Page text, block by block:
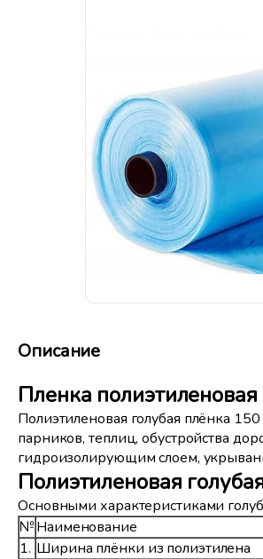
Описание
Пленка
Полиэтиленовая голубая плёнка
парников, теплиц, обустройства
гидроизолирующим слоем,
Полиэтиленовая
Основными характеристиками
№Наименование
1. Ширина плёнки из полиэтилена